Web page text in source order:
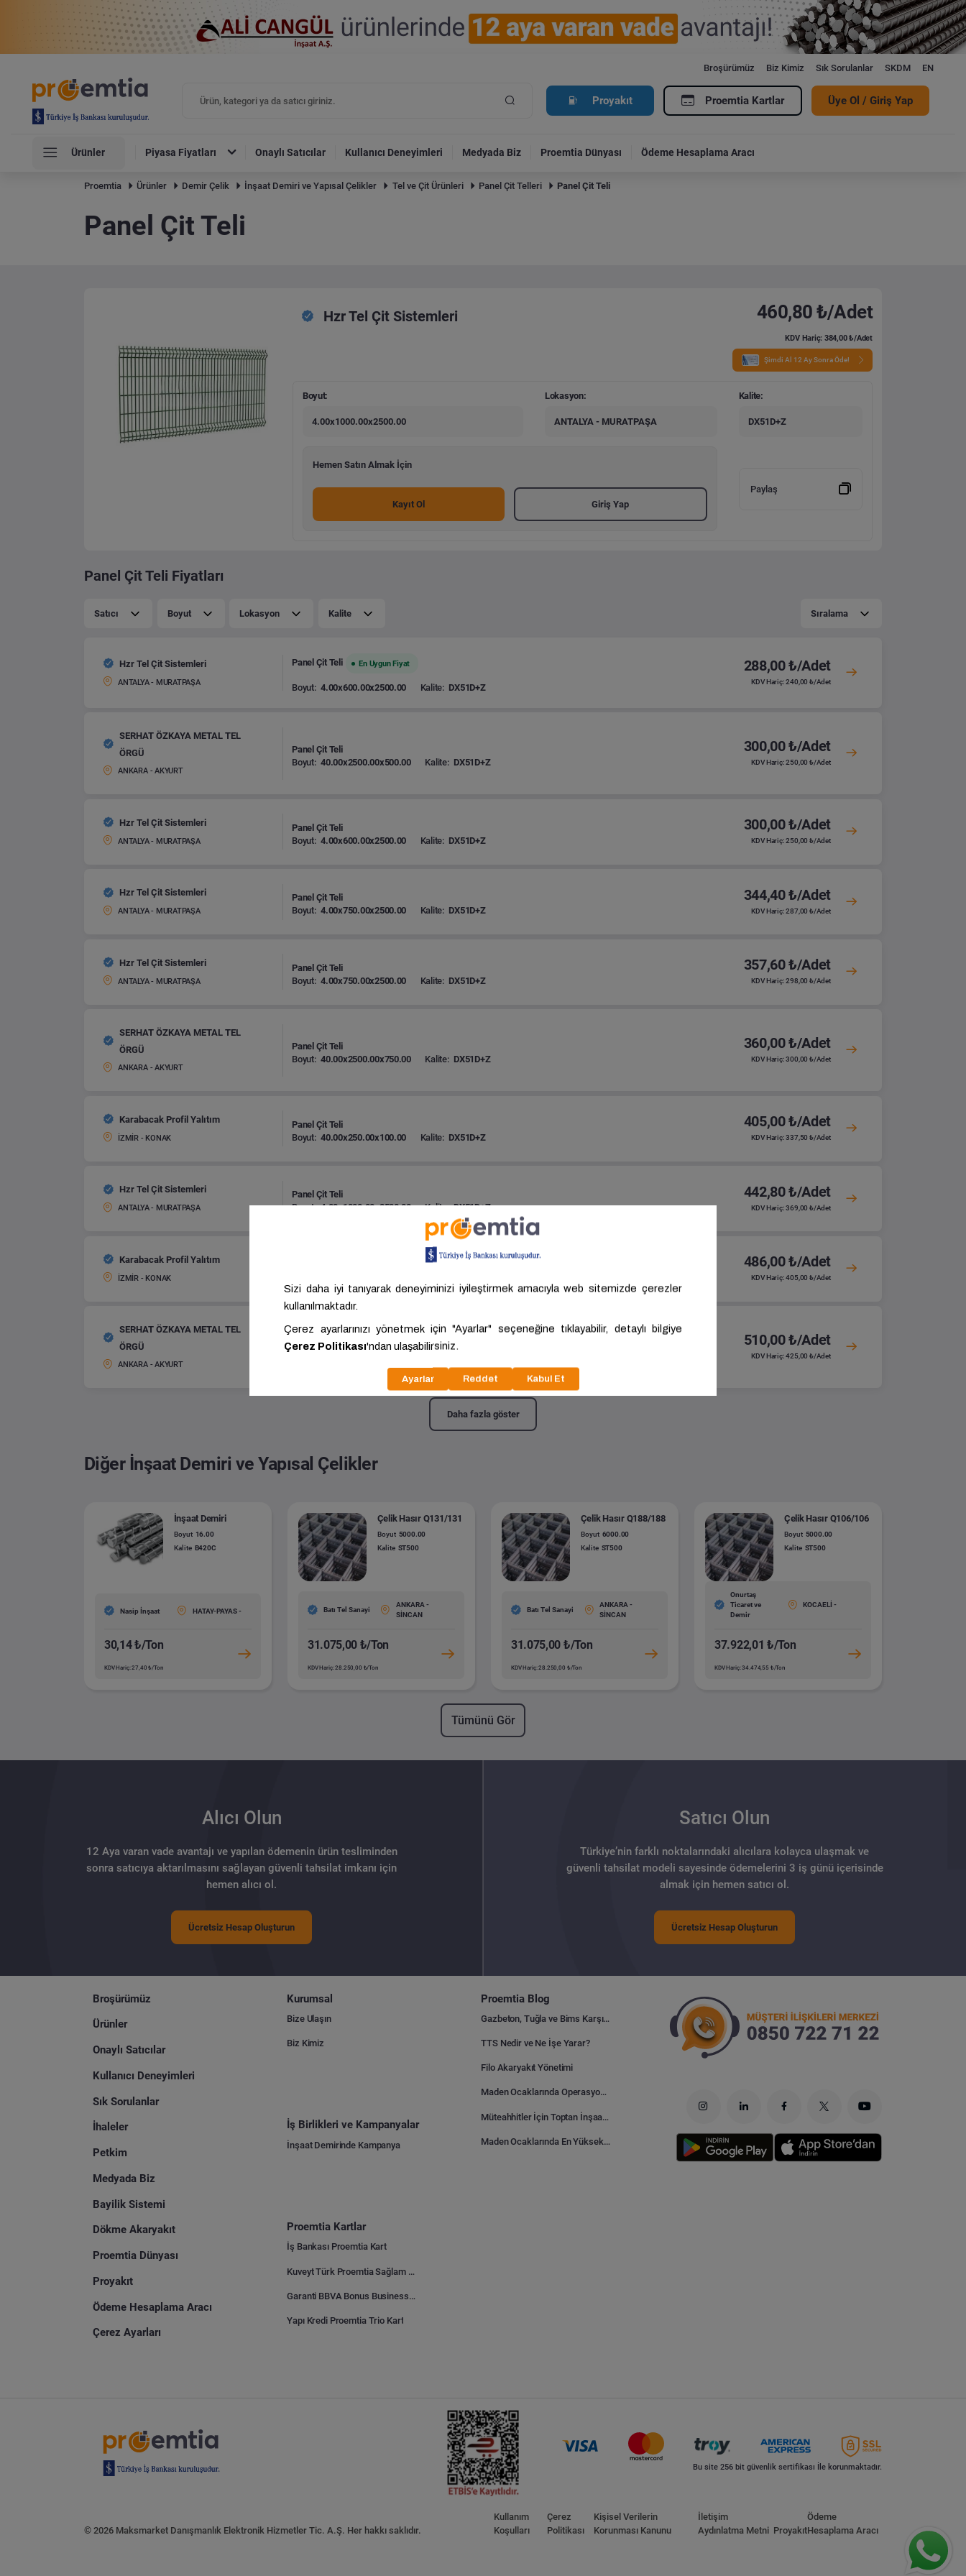
Broşürümüz Biz Kimiz Sık Sorulanlar SKDM EN
Proyakıt Proemtia Kartlar Üye Ol / Giriş Yap
Ürünler Piyasa Fiyatları Onaylı Satıcılar Kullanıcı Deneyimleri Medyada Biz Proemtia Dünyası Ödeme Hesaplama Aracı
Proemtia Ürünler Demir Çelik İnşaat Demiri ve Yapısal Çelikler Tel ve Çit Ürünleri Panel Çit Telleri Panel Çit Teli
Panel Çit Teli
Hzr Tel Çit Sistemleri 460,80 ₺/Adet
KDV Hariç: 384,00 ₺/Adet
Şimdi Al 12 Ay Sonra Öde!
Boyut:
4.00x1000.00x2500.00
Lokasyon:
ANTALYA - MURATPAŞA
Kalite:
DX51D+Z
Hemen Satın Almak İçin
Kayıt Ol Giriş Yap
Paylaş
Panel Çit Teli Fiyatları
Satıcı Boyut Lokasyon Kalite Sıralama
Hzr Tel Çit Sistemleri
ANTALYA - MURATPAŞA
Panel Çit Teli En Uygun Fiyat
Boyut: 4.00x600.00x2500.00 Kalite: DX51D+Z
288,00 ₺/Adet
KDV Hariç: 240,00 ₺/Adet
SERHAT ÖZKAYA METAL TEL
ÖRGÜ
ANKARA - AKYURT
Panel Çit Teli
Boyut: 40.00x2500.00x500.00 Kalite: DX51D+Z
300,00 ₺/Adet
KDV Hariç: 250,00 ₺/Adet
Hzr Tel Çit Sistemleri
ANTALYA - MURATPAŞA
Panel Çit Teli
Boyut: 4.00x600.00x2500.00 Kalite: DX51D+Z
300,00 ₺/Adet
KDV Hariç: 250,00 ₺/Adet
Hzr Tel Çit Sistemleri
ANTALYA - MURATPAŞA
Panel Çit Teli
Boyut: 4.00x750.00x2500.00 Kalite: DX51D+Z
344,40 ₺/Adet
KDV Hariç: 287,00 ₺/Adet
Hzr Tel Çit Sistemleri
ANTALYA - MURATPAŞA
Panel Çit Teli
Boyut: 4.00x750.00x2500.00 Kalite: DX51D+Z
357,60 ₺/Adet
KDV Hariç: 298,00 ₺/Adet
SERHAT ÖZKAYA METAL TEL
ÖRGÜ
ANKARA - AKYURT
Panel Çit Teli
Boyut: 40.00x2500.00x750.00 Kalite: DX51D+Z
360,00 ₺/Adet
KDV Hariç: 300,00 ₺/Adet
Karabacak Profil Yalıtım
İZMİR - KONAK
Panel Çit Teli
Boyut: 40.00x250.00x100.00 Kalite: DX51D+Z
405,00 ₺/Adet
KDV Hariç: 337,50 ₺/Adet
Hzr Tel Çit Sistemleri
ANTALYA - MURATPAŞA
Panel Çit Teli
Boyut: 4.00x1000.00x2500.00 Kalite: DX51D+Z
442,80 ₺/Adet
KDV Hariç: 369,00 ₺/Adet
Karabacak Profil Yalıtım
İZMİR - KONAK
486,00 ₺/Adet
KDV Hariç: 405,00 ₺/Adet
SERHAT ÖZKAYA METAL TEL
ÖRGÜ
ANKARA - AKYURT
Panel Çit Teli
510,00 ₺/Adet
KDV Hariç: 425,00 ₺/Adet
Daha fazla göster
Diğer İnşaat Demiri ve Yapısal Çelikler
İnşaat Demiri
Boyut 16.00
Kalite B420C
Nasip İnşaat HATAY-PAYAS -
30,14 ₺/Ton
KDV Hariç: 27,40 ₺/Ton
Çelik Hasır Q131/131
Boyut 5000.00
Kalite ST500
Batı Tel Sanayi
ANKARA -
SİNCAN
31.075,00 ₺/Ton
KDV Hariç: 28.250,00 ₺/Ton
Çelik Hasır Q188/188
Boyut 6000.00
Kalite ST500
Batı Tel Sanayi
ANKARA -
SİNCAN
31.075,00 ₺/Ton
KDV Hariç: 28.250,00 ₺/Ton
Çelik Hasır Q106/106
Boyut 5000.00
Kalite ST500
Onurtaş
Ticaret ve
Demir
KOCAELİ -
37.922,01 ₺/Ton
KDV Hariç: 34.474,55 ₺/Ton
Tümünü Gör
Alıcı Olun
12 Aya varan vade avantajı ve yapılan ödemenin ürün tesliminden
sonra satıcıya aktarılmasını sağlayan güvenli tahsilat imkanı için
hemen alıcı ol.
Ücretsiz Hesap Oluşturun
Satıcı Olun
Türkiye’nin farklı noktalarındaki alıcılara kolayca ulaşmak ve
güvenli tahsilat modeli sayesinde ödemelerini 3 iş günü içerisinde
almak için hemen satıcı ol.
Ücretsiz Hesap Oluşturun
Broşürümüz
Ürünler
Onaylı Satıcılar
Kullanıcı Deneyimleri
Sık Sorulanlar
İhaleler
Petkim
Medyada Biz
Bayilik Sistemi
Dökme Akaryakıt
Proemtia Dünyası
Proyakıt
Ödeme Hesaplama Aracı
Çerez Ayarları
Kurumsal
Bize Ulaşın
Biz Kimiz
İş Birlikleri ve Kampanyalar
İnşaat Demirinde Kampanya
Proemtia Kartlar
İş Bankası Proemtia Kart
Kuveyt Türk Proemtia Sağlam Bayi Kart
Garanti BBVA Bonus Business Proemtia Bayi Kart
Yapı Kredi Proemtia Trio Kart
Proemtia Blog
Gazbeton, Tuğla ve Bims Karşılaştırması: Hangisi Daha Avantajlı?
TTS Nedir ve Ne İşe Yarar?
Filo Akaryakıt Yönetimi
Maden Ocaklarında Operasyonel Verimlilik Nasıl Arttırılır?
Müteahhitler İçin Toptan İnşaat Malzemesi Satın Alma Rehberi
Maden Ocaklarında En Yüksek Gider Kalemleri Nelerdir?
Bu site 256 bit güvenlik sertifikası İle korunmaktadır.
© 2026 Maksmarket Danışmanlık Elektronik Hizmetler Tic. A.Ş. Her hakkı saklıdır.
Kullanım
Koşulları
Çerez
Politikası
Kişisel Verilerin
Korunması Kanunu
İletişim
Aydınlatma Metni Proyakıt
Ödeme
Hesaplama Aracı